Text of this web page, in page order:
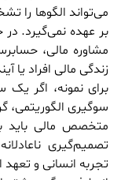
می‌تواند الگوها را
بر عهده نمی‌گیرد. در
مشاوره مالی،
زندگی مالی افراد یا
برای نمونه، اگر
سوگیری
متخصص مالی باید
تصمیم‌گیری
تجربه انسانی و